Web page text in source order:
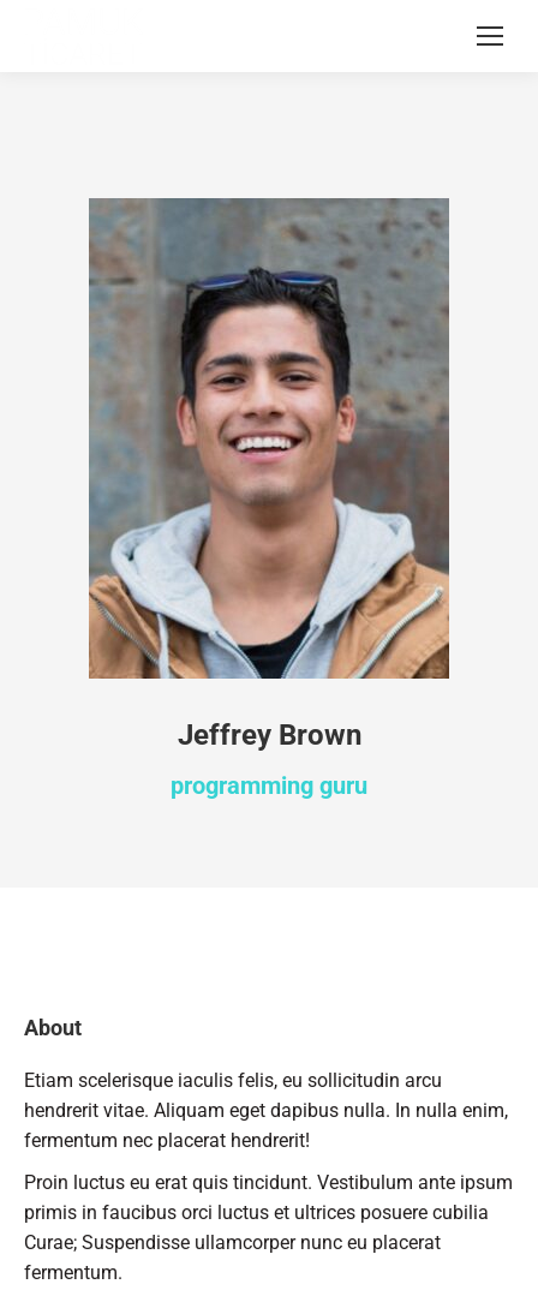
Jeffrey Brown
programming guru
About
Etiam scelerisque iaculis felis, eu sollicitudin arcu
hendrerit vitae. Aliquam eget dapibus nulla. In nulla enim,
fermentum nec placerat hendrerit!
Proin luctus eu erat quis tincidunt. Vestibulum ante ipsum
primis in faucibus orci luctus et ultrices posuere cubilia
Curae; Suspendisse ullamcorper nunc eu placerat
fermentum.